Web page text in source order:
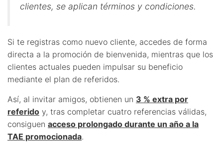
clientes, se aplican términos y condiciones.
Si te registras como nuevo cliente, accedes de forma
directa a la promoción de bienvenida, mientras que los
clientes actuales pueden impulsar su beneficio
mediante el plan de referidos.
Así, al invitar amigos, obtienen un 3 % extra por
referido y, tras completar cuatro referencias válidas,
consiguen acceso prolongado durante un año a la
TAE promocionada.